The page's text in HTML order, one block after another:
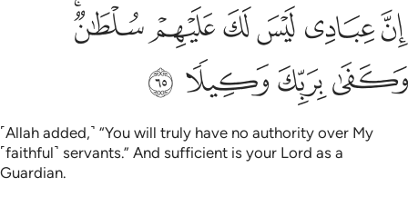
ان عبادي ليس لك عليهم سلطان وكفى بربك وكيلا ٦٥
إِنَّ عِبَادِى لَيْسَ لَكَ عَلَيْهِمْ سُلْطَـٰنٌۭ ۚ وَكَفَىٰ بِرَبِّكَ وَكِيلًۭا ٦٥
ﲳﲴﲵﲶﲷﲸﲹ
ﲺﲻﲼ ﲽ
˹Allah added,˺ “You will truly have no authority over My
˹faithful˺ servants.” And sufficient is your Lord as a
Guardian.